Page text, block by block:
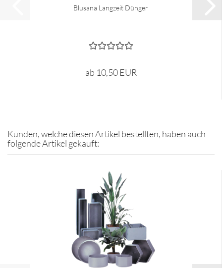
Blusana Langzeit Dünger
ab 10,50 EUR
Kunden, welche diesen Artikel bestellten, haben auch
folgende Artikel gekauft: